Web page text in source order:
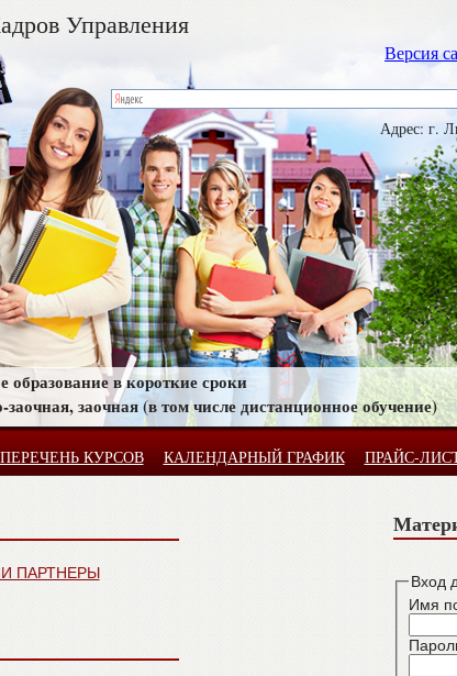
Управления
Версия
Адрес: г.
образование в короткие сроки
заочная (в том числе дистанционное обучение)
ПЕРЕЧЕНЬ КУРСОВ КАЛЕНДАРНЫЙ ГРАФИК ПРАЙС-
ПАРТНЕРЫ
Вход
Имя